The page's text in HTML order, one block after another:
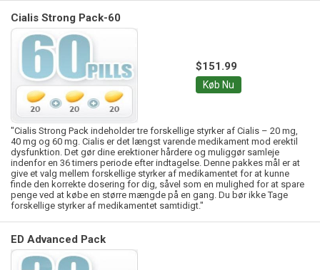
Cialis Strong Pack-60
$151.99
Køb Nu
"Cialis Strong Pack indeholder tre forskellige styrker af Cialis – 20 mg,
40 mg og 60 mg. Cialis er det længst varende medikament mod erektil
dysfunktion. Det gør dine erektioner hårdere og muliggør samleje
indenfor en 36 timers periode efter indtagelse. Denne pakkes mål er at
give et valg mellem forskellige styrker af medikamentet for at kunne
finde den korrekte dosering for dig, såvel som en mulighed for at spare
penge ved at købe en større mængde på en gang. Du bør ikke Tage
forskellige styrker af medikamentet samtidigt."
ED Advanced Pack